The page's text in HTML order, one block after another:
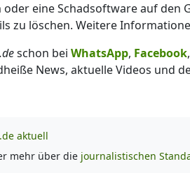
eine Schadsoftware auf den
zu löschen. Weitere
schon bei WhatsApp, Facebook,
News, aktuelle Videos und
aktuell
mehr über die journalistischen